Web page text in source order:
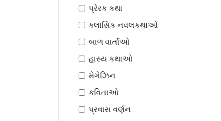
પ્રેરક કથા
ક્લાસિક નવલકથાઓ
બાળ વાર્તાઓ
હાસ્ય કથાઓ
મેગેઝિન
કવિતાઓ
પ્રવાસ વર્ણન